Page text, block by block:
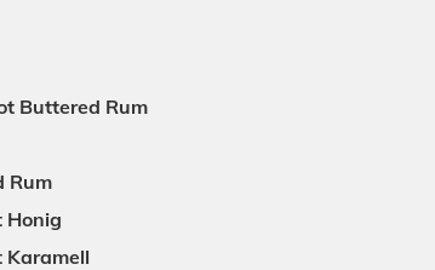
Buttered Rum
Rum
Honig
Karamell